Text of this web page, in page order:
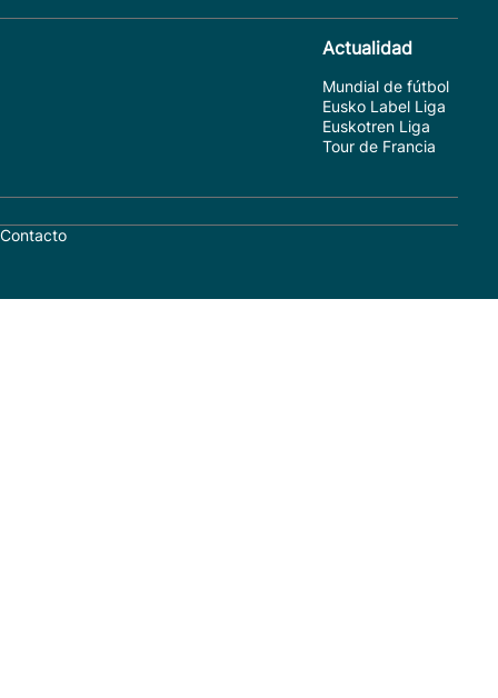
Actualidad
Mundial de fútbol
Eusko Label Liga
Euskotren Liga
Tour de Francia
Contacto